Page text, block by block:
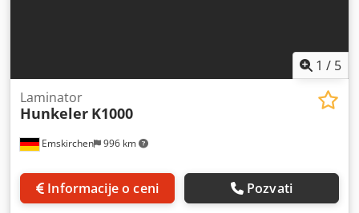
1 / 5
Emskirchen 996 km
Laminator
Hunkeler K1000
Informacije o ceni Pozvati